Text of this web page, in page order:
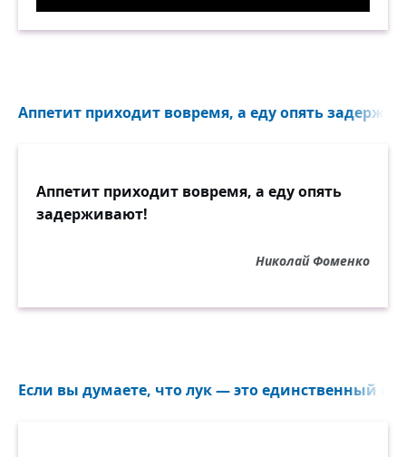
Аппетит приходит вовремя, а еду опять
Аппетит приходит вовремя, а еду опять
задерживают!
Николай Фоменко
Если вы думаете, что лук — это единственный